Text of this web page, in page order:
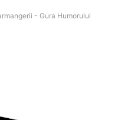
- Gura Humorului